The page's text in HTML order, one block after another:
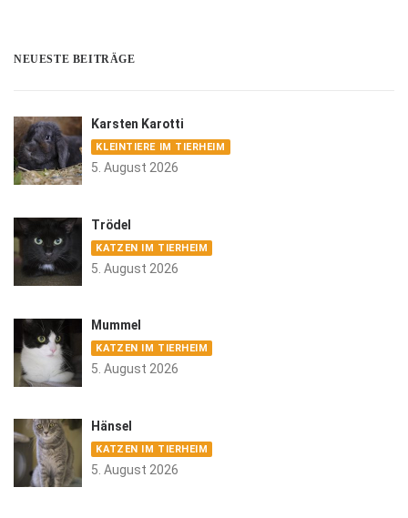
NEUESTE BEITRÄGE
Karsten Karotti
KLEINTIERE IM TIERHEIM
5. August 2026
Trödel
KATZEN IM TIERHEIM
5. August 2026
Mummel
KATZEN IM TIERHEIM
5. August 2026
Hänsel
KATZEN IM TIERHEIM
5. August 2026